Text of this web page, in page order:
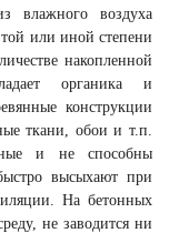
влажного воздуха
или иной степени
накопленной
органика и
конструкции
ткани, обои и т.п.
и не способны
высыхают при
На бетонных
не заводится ни